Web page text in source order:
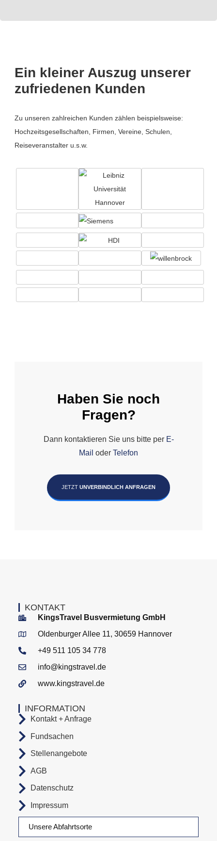
Ein kleiner Auszug unserer
zufriedenen Kunden
Zu unseren zahlreichen Kunden zählen beispielsweise:
Hochzeitsgesellschaften, Firmen, Vereine, Schulen,
Reiseveranstalter u.s.w.
Haben Sie noch
Fragen?
Dann kontaktieren Sie uns bitte per E-
Mail oder Telefon
JETZT UNVERBINDLICH ANFRAGEN
Unsere Abfahrtsorte
INFORMATION
Kontakt + Anfrage
Fundsachen
Stellenangebote
AGB
Datenschutz
Impressum
KONTAKT
KingsTravel Busvermietung GmbH
Oldenburger Allee 11, 30659 Hannover
+49 511 105 34 778
info@kingstravel.de
www.kingstravel.de